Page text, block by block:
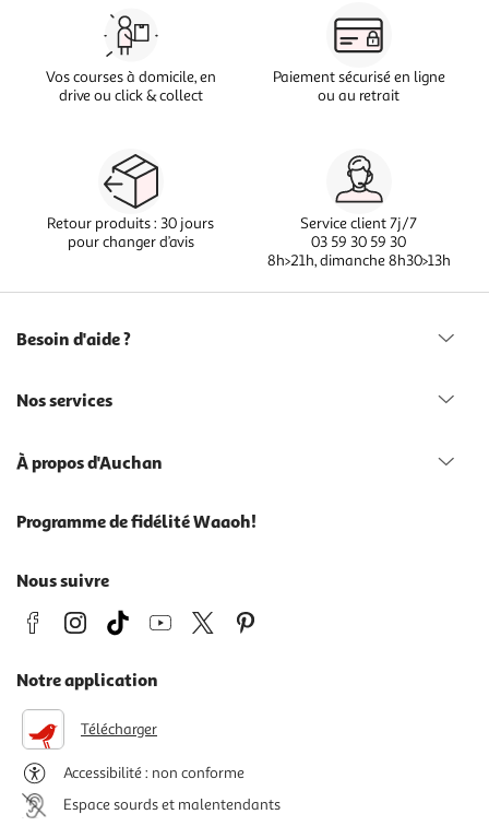
Vos courses à domicile, en
drive ou click & collect
Paiement sécurisé en ligne
ou au retrait
Retour produits : 30 jours
pour changer d’avis
Service client 7j/7
03 59 30 59 30
8h>21h, dimanche 8h30>13h
Besoin d'aide ?
Nos services
À propos d'Auchan
Programme de fidélité Waaoh!
Nous suivre
Notre application
Télécharger
Accessibilité : non conforme
Espace sourds et malentendants